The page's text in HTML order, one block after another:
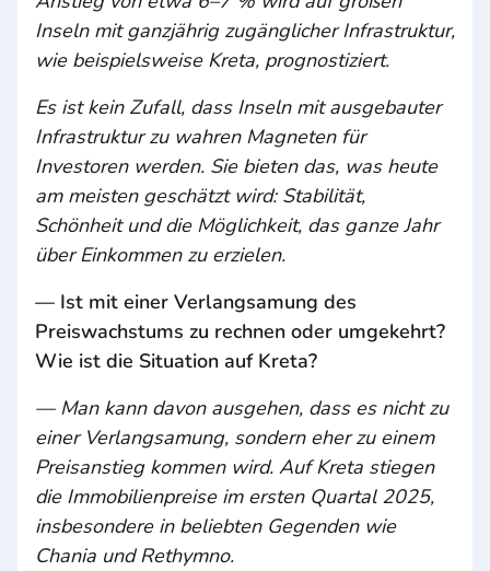
Inseln mit ganzjährig zugänglicher Infrastruktur,
wie beispielsweise Kreta, prognostiziert.
Es ist kein Zufall, dass Inseln mit ausgebauter
Infrastruktur zu wahren Magneten für
Investoren werden. Sie bieten das, was heute
am meisten geschätzt wird: Stabilität,
Schönheit und die Möglichkeit, das ganze Jahr
über Einkommen zu erzielen.
— Ist mit einer Verlangsamung des
Preiswachstums zu rechnen oder umgekehrt?
Wie ist die Situation auf Kreta?
— Man kann davon ausgehen, dass es nicht zu
einer Verlangsamung, sondern eher zu einem
Preisanstieg kommen wird. Auf Kreta stiegen
die Immobilienpreise im ersten Quartal 2025,
insbesondere in beliebten Gegenden wie
Chania und Rethymno.